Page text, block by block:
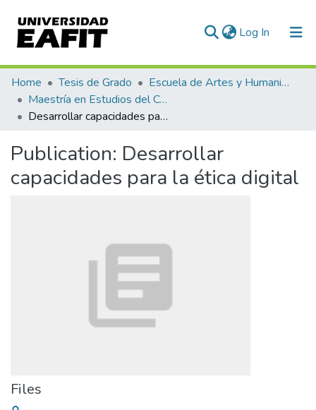
Log In (current)
Communities & Collections
All of DSpace
Home Tesis de Grado
Escuela de Artes y Humanidades
Maestría en Estudios del Comportamiento (tesis)
Desarrollar capacidades para la ética digital
Publication: Desarrollar
capacidades para la ética digital
Files